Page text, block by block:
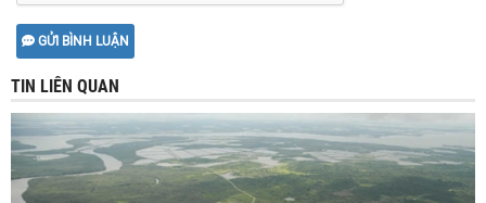
GỬI BÌNH LUẬN
TIN LIÊN QUAN